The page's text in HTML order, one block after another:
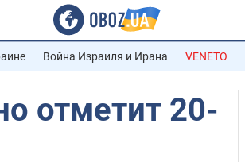
Война Израиля и Ирана VENETO
отметит 20-